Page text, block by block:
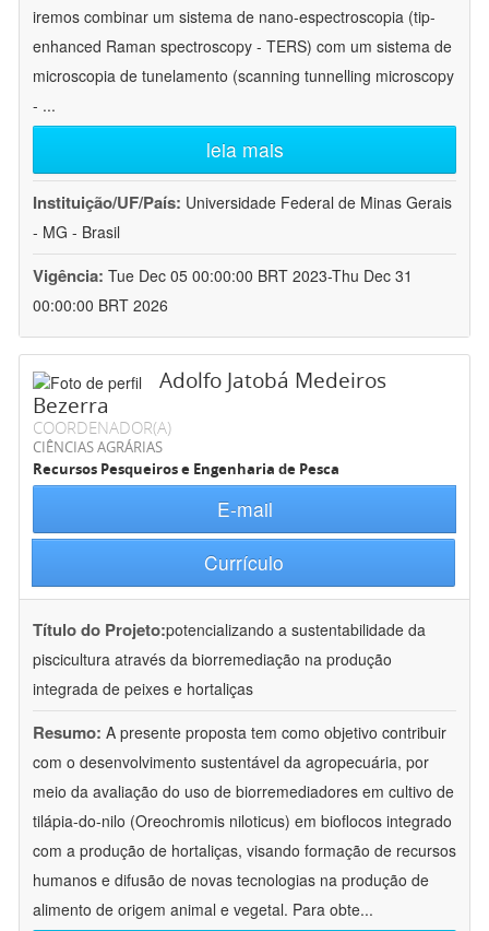
iremos combinar um sistema de nano-espectroscopia (tip-
enhanced Raman spectroscopy - TERS) com um sistema de
microscopia de tunelamento (scanning tunnelling microscopy
- ...
leia mais
Instituição/UF/País: Universidade Federal de Minas Gerais
- MG - Brasil
Vigência: Tue Dec 05 00:00:00 BRT 2023-Thu Dec 31
00:00:00 BRT 2026
Adolfo Jatobá Medeiros
Bezerra
COORDENADOR(A)
CIÊNCIAS AGRÁRIAS
Recursos Pesqueiros e Engenharia de Pesca
E-mail
Currículo
Título do Projeto:potencializando a sustentabilidade da
piscicultura através da biorremediação na produção
integrada de peixes e hortaliças
Resumo: A presente proposta tem como objetivo contribuir
com o desenvolvimento sustentável da agropecuária, por
meio da avaliação do uso de biorremediadores em cultivo de
tilápia-do-nilo (Oreochromis niloticus) em bioflocos integrado
com a produção de hortaliças, visando formação de recursos
humanos e difusão de novas tecnologias na produção de
alimento de origem animal e vegetal. Para obte...